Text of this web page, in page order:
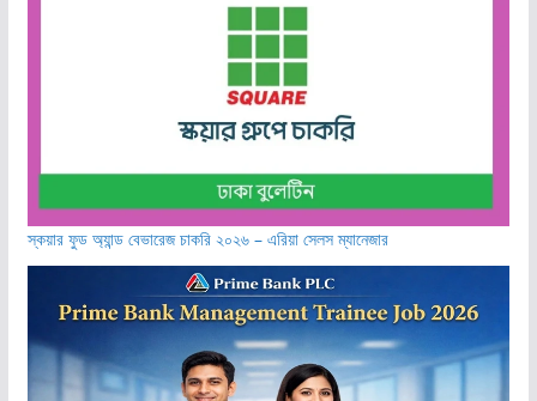
স্কয়ার ফুড অ্যান্ড বেভারেজ চাকরি ২০২৬ – এরিয়া সেলস ম্যানেজার